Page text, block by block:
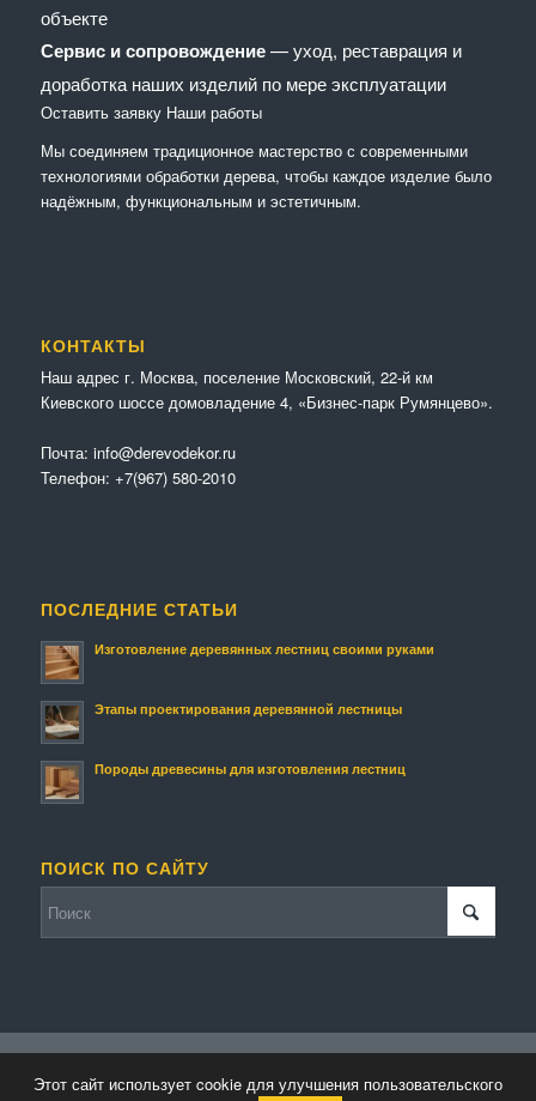
объекте
Сервис и сопровождение— уход, реставрация и
доработка наших изделий по мере эксплуатации
Оставить заявку Наши работы
Мы соединяем традиционное мастерство с современными
технологиями обработки дерева, чтобы каждое изделие было
надёжным, функциональным и эстетичным.
КОНТАКТЫ
Наш адрес г. Москва, поселение Московский, 22-й км
Киевского шоссе домовладение 4, «Бизнес-парк Румянцево».
Почта: info@derevodekor.ru
Телефон: +7(967) 580-2010
ПОСЛЕДНИЕ СТАТЬИ
Изготовление деревянных лестниц своими руками
Этапы проектирования деревянной лестницы
Породы древесины для изготовления лестниц
ПОИСК ПО САЙТУ
Персональные данные- Enfold WordPress Theme by Kriesi
Этот сайт использует cookie для улучшения пользовательского